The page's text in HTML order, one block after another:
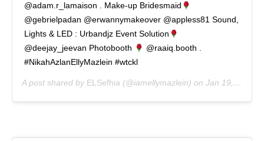
@adam.r_lamaison . Make-up Bridesmaid
@gebrielpadan @erwannymakeover @appless81 Sound,
Lights & LED : Urbandjz Event Solution
@deejay_jeevan Photobooth
@raaiq.booth .
#NikahAzlanEllyMazlein #wtckl
A post shared by ELSefhia (@iamellymazlein) on Jan 19, 2020 at 5:33pm PST